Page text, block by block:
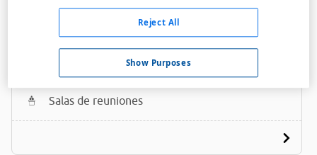
Dorint Hotel Düren
A menos de 400 metros
Bares / Restaurantes
Acceso personas con movilidad reducida
Salas de reuniones
Show Purposes
Reject All